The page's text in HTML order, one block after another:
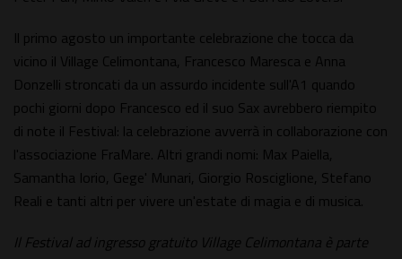
Il primo agosto un importante celebrazione che tocca da
vicino il Village Celimontana, Francesco Maresca e Anna
Donzelli stroncati da un assurdo incidente sull'A1 quando
pochi giorni dopo Francesco ed il suo Sax avrebbero riempito
di note il Festival: la celebrazione avverrà in collaborazione con
l'associazione FraMare. Altri grandi nomi: Max Paiella,
Samantha Iorio, Gege' Munari, Giorgio Rosciglione, Stefano
Reali e tanti altri per vivere un'estate di magia e di musica.
Il Festival ad ingresso gratuito Village Celimontana è parte